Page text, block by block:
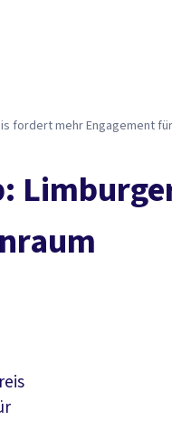
fordert mehr Engagement